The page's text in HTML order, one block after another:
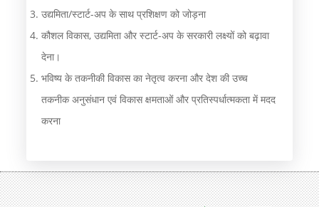
उद्यमिता/स्टार्ट-अप के साथ प्रशिक्षण को जोड़ना
कौशल विकास, उद्यमिता और स्टार्ट-अप के सरकारी लक्ष्यों को बढ़ावा
देना।
भविष्य के तकनीकी विकास का नेतृत्व करना और देश की उच्च
तकनीक अनुसंधान एवं विकास क्षमताओं और प्रतिस्पर्धात्मकता में मदद
करना